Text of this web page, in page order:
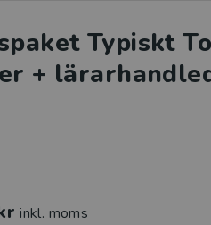
Typiskt
+
inkl. moms